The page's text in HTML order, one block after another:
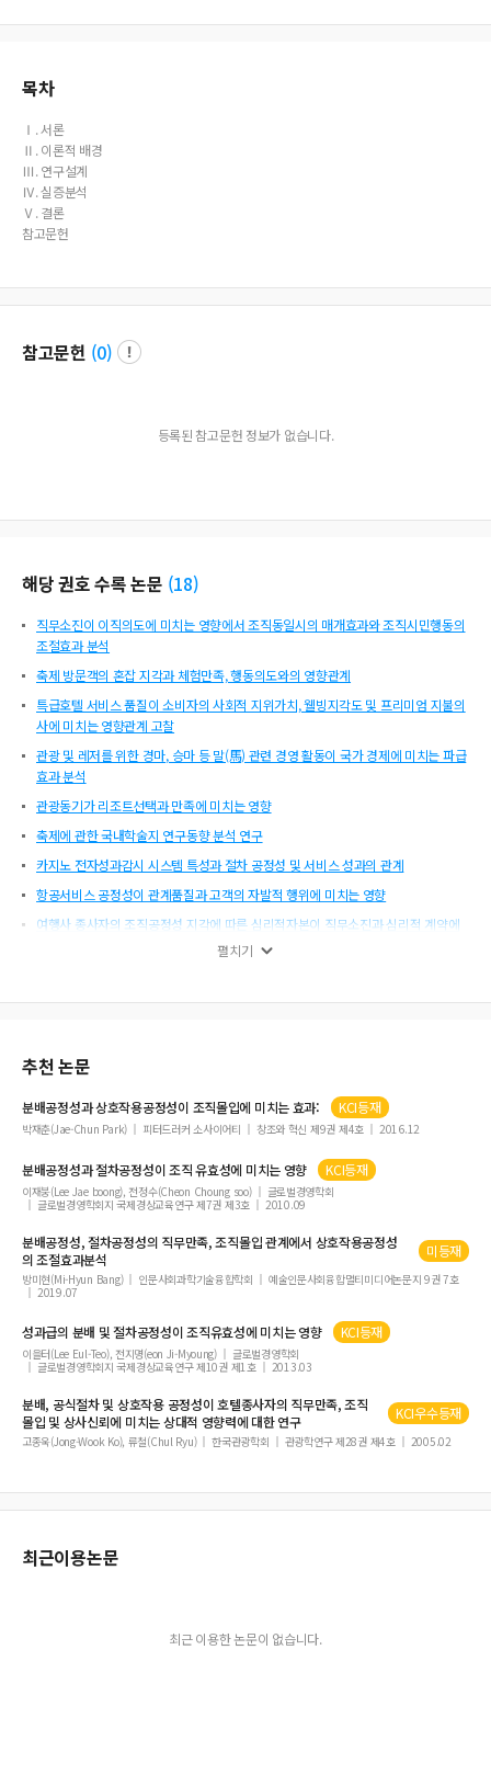
ggestion for marketing will be available.
목차
Ⅰ. 서론
Ⅱ. 이론적 배경
Ⅲ. 연구설계
Ⅳ. 실증분석
Ⅴ. 결론
참고문헌
참고문헌 (0)
등록된 참고문헌 정보가 없습니다.
해당 권호 수록 논문 (18)
직무소진이 이직의도에 미치는 영향에서 조직동일시의 매개효과와 조직시민행동의
조절효과 분석
축제 방문객의 혼잡 지각과 체험만족, 행동의도와의 영향관계
특급호텔 서비스 품질이 소비자의 사회적 지위가치, 웰빙지각도 및 프리미엄 지불의
사에 미치는 영향관계 고찰
관광 및 레저를 위한 경마, 승마 등 말(馬) 관련 경영 활동이 국가 경제에 미치는 파급
효과 분석
관광동기가 리조트선택과 만족에 미치는 영향
축제에 관한 국내학술지 연구동향 분석 연구
카지노 전자성과감시 시스템 특성과 절차 공정성 및 서비스 성과의 관계
항공서비스 공정성이 관계품질과 고객의 자발적 행위에 미치는 영향
여행사 종사자의 조직공정성 지각에 따른 심리적자본이 직무소진과 심리적 계약에
MICE 개최지경쟁력, 영향, 혜택 및 지지도에 대한 이해관계자의 인식
약선음식의 선택속성이 고객만족 및 충성도에 미치는 영향
네트워크 분석기법을 활용한 해양관광 관련 국내 연구동향 분석
동북아 수도도시의 관광이미지 비교 및 서울의 여행목적지 선택의도 영향요인의 연
사회네트워크 구조가 혁신행동과 직무성과에 미치는 영향
축제 자원봉사자의 참여동기, 성취감, 참여몰입, 참여성과와의 영향관계 연구
생태관광 해설의 교육적 효과
펼치기
추천 논문
분배공정성과 상호작용공정성이 조직몰입에 미치는 효과: KCI등재
박재춘(Jae-Chun Park) 피터드러커 소사이어티 창조와 혁신 제9권 제4호 2016.12
분배공정성과 절차공정성이 조직 유효성에 미치는 영향 KCI등재
이재붕(Lee Jae boong), 전정수(Cheon Choung soo)
글로벌경영학회
글로벌경영학회지 국제경상교육연구 제7권 제3호
2010.09
분배공정성, 절차공정성의 직무만족, 조직몰입 관계에서 상호작용공정성
의 조절효과분석
미등재
방미현(Mi-Hyun Bang) 인문사회과학기술융합학회
예술인문사회융합멀티미디어논문지 9권 7호
2019.07
성과급의 분배 및 절차공정성이 조직유효성에 미치는 영향 KCI등재
이을터(Lee Eul-Teo), 전지명(eon Ji-Myoung)
글로벌경영학회
글로벌경영학회지 국제경상교육연구 제10권 제1호
2013.03
분배, 공식절차 및 상호작용 공정성이 호텔종사자의 직무만족, 조직
몰입 및 상사신뢰에 미치는 상대적 영향력에 대한 연구
KCI우수등재
고종욱(Jong-Wook Ko), 류철(Chul Ryu) 한국관광학회 관광학연구 제28권 제4호 2005.02
최근이용논문
최근 이용한 논문이 없습니다.